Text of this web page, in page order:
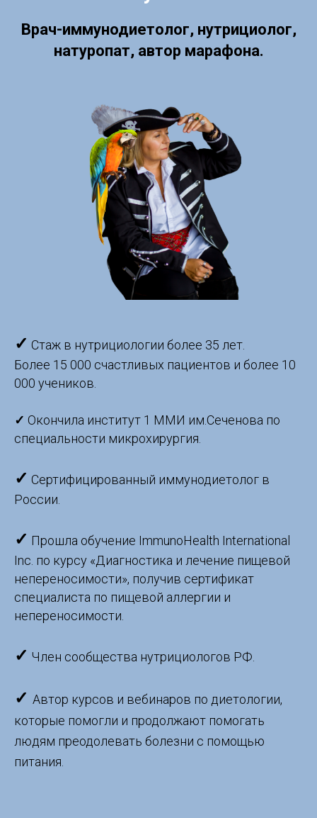
Врач-иммунодиетолог, нутрициолог,
натуропат, автор марафона.
✓ Стаж в нутрициологии более 35 лет.
Более 15 000 счастливых пациентов и более 10
000 учеников.
✓ Окончила институт 1 ММИ им.Сеченова по
специальности микрохирургия.
✓ Сертифицированный иммунодиетолог в
России.
✓ Прошла обучение ImmunoHealth International
Inc. по курсу «Диагностика и лечение пищевой
непереносимости», получив сертификат
специалиста по пищевой аллергии и
непереносимости.
✓ Член сообщества нутрициологов РФ.
✓ Автор курсов и вебинаров по диетологии,
которые помогли и продолжают помогать
людям преодолевать болезни с помощью
питания.